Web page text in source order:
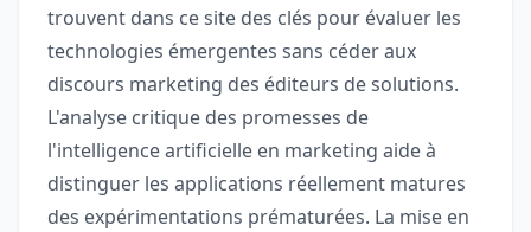
trouvent dans ce site des clés pour évaluer les
technologies émergentes sans céder aux
discours marketing des éditeurs de solutions.
L'analyse critique des promesses de
l'intelligence artificielle en marketing aide à
distinguer les applications réellement matures
des expérimentations prématurées. La mise en